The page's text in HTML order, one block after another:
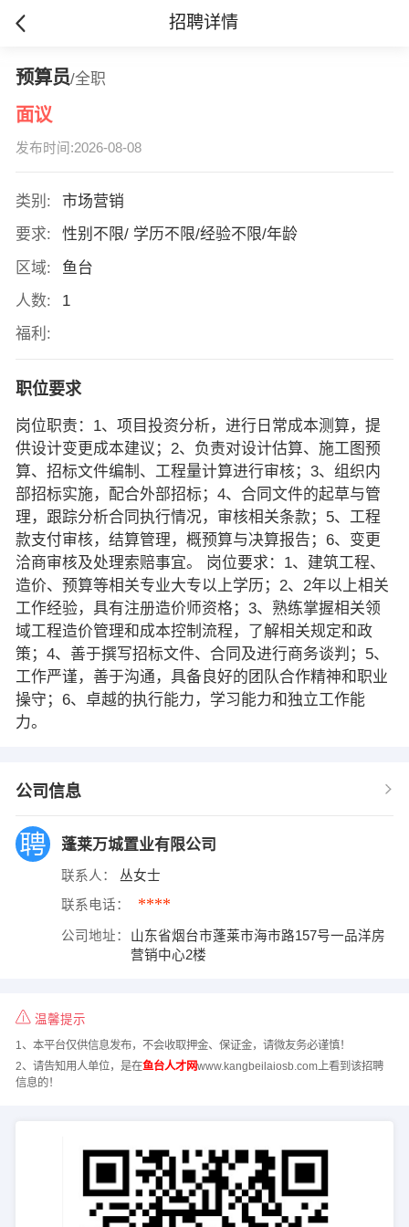
招聘详情
预算员/全职
面议
发布时间:2026-08-08
类别:
市场营销
要求:
性别不限/ 学历不限/经验不限/年龄
区域:
鱼台
人数:
1
福利:
职位要求
岗位职责：1、项目投资分析，进行日常成本测算，提
供设计变更成本建议；2、负责对设计估算、施工图预
算、招标文件编制、工程量计算进行审核；3、组织内
部招标实施，配合外部招标；4、合同文件的起草与管
理，跟踪分析合同执行情况，审核相关条款；5、工程
款支付审核，结算管理，概预算与决算报告；6、变更
洽商审核及处理索赔事宜。 岗位要求：1、建筑工程、
造价、预算等相关专业大专以上学历；2、2年以上相关
工作经验，具有注册造价师资格；3、熟练掌握相关领
域工程造价管理和成本控制流程，了解相关规定和政
策；4、善于撰写招标文件、合同及进行商务谈判；5、
工作严谨，善于沟通，具备良好的团队合作精神和职业
操守；6、卓越的执行能力，学习能力和独立工作能
力。
公司信息
蓬莱万城置业有限公司
联系人： 丛女士
联系电话： ****
公司地址：
山东省烟台市蓬莱市海市路157号一品洋房
营销中心2楼
温馨提示
1、本平台仅供信息发布，不会收取押金、保证金，请微友务必谨慎！
2、请告知用人单位，是在鱼台人才网www.kangbeilaiosb.com上看到该招聘
信息的！